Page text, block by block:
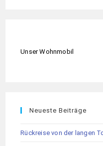
Unser Wohnmobil
Neueste Beiträge
Rückreise von der langen